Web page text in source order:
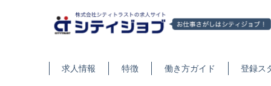
求人情報 特徴 働き方ガイド 登録ス